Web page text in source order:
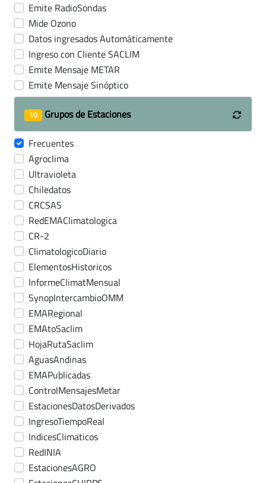
Emite RadioSondas
Mide Ozono
Datos ingresados Automáticamente
Ingreso con Cliente SACLIM
Emite Mensaje METAR
Emite Mensaje Sinóptico
10 Grupos de Estaciones
Frecuentes
Agroclima
Ultravioleta
Chiledatos
CRCSAS
RedEMAClimatologica
CR-2
ClimatologicoDiario
ElementosHistoricos
InformeClimatMensual
SynopIntercambioOMM
EMARegional
EMAtoSaclim
HojaRutaSaclim
AguasAndinas
EMAPublicadas
ControlMensajesMetar
EstacionesDatosDerivados
IngresoTiempoReal
IndicesClimaticos
RedINIA
EstacionesAGRO